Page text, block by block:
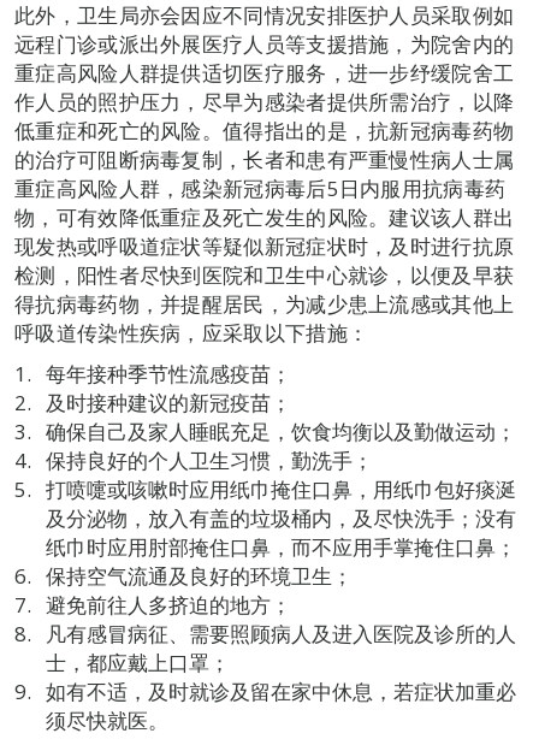
此外，卫生局亦会因应不同情况安排医护人员采取例如
远程门诊或派出外展医疗人员等支援措施，为院舍内的
重症高风险人群提供适切医疗服务，进一步纾缓院舍工
作人员的照护压力，尽早为感染者提供所需治疗，以降
低重症和死亡的风险。值得指出的是，抗新冠病毒药物
的治疗可阻断病毒复制，长者和患有严重慢性病人士属
重症高风险人群，感染新冠病毒后5日内服用抗病毒药
物，可有效降低重症及死亡发生的风险。建议该人群出
现发热或呼吸道症状等疑似新冠症状时，及时进行抗原
检测，阳性者尽快到医院和卫生中心就诊，以便及早获
得抗病毒药物，并提醒居民，为减少患上流感或其他上
呼吸道传染性疾病，应采取以下措施：
每年接种季节性流感疫苗；
及时接种建议的新冠疫苗；
确保自己及家人睡眠充足，饮食均衡以及勤做运动；
保持良好的个人卫生习惯，勤洗手；
打喷嚏或咳嗽时应用纸巾掩住口鼻，用纸巾包好痰涎
及分泌物，放入有盖的垃圾桶内，及尽快洗手；没有
纸巾时应用肘部掩住口鼻，而不应用手掌掩住口鼻；
保持空气流通及良好的环境卫生；
避免前往人多挤迫的地方；
凡有感冒病征、需要照顾病人及进入医院及诊所的人
士，都应戴上口罩；
如有不适，及时就诊及留在家中休息，若症状加重必
须尽快就医。